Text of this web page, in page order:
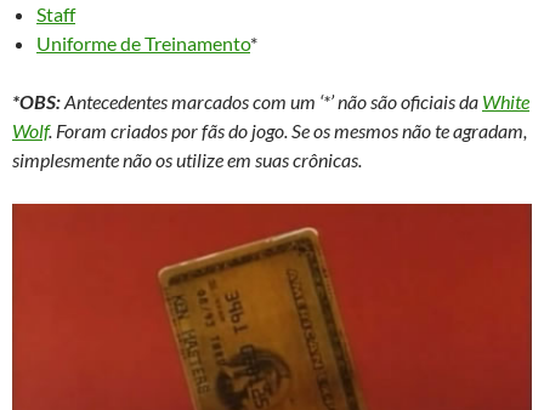
Staff
Uniforme de Treinamento*
*OBS:Antecedentes marcados com um ‘*’ não são oficiais da White
Wolf. Foram criados por fãs do jogo. Se os mesmos não te agradam,
simplesmente não os utilize em suas crônicas.